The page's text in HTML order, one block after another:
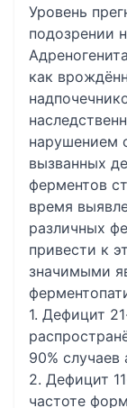
Уровень
подозрении
как
нарушением
вызванных
ферментов
время
различных
привести к
значимыми
1. Дефицит
90%
2. Дефицит
частоте